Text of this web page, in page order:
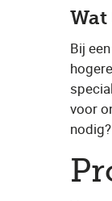
Bij
voor